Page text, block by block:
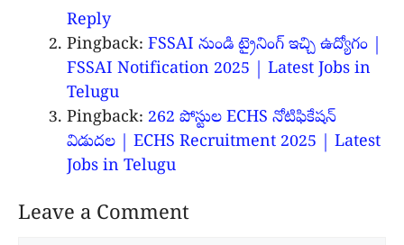
Reply
Pingback: FSSAI నుండి ట్రైనింగ్ ఇచ్చి ఉద్యోగం |
FSSAI Notification 2025 | Latest Jobs in
Telugu
Pingback: 262 పోస్టుల ECHS నోటిఫికేషన్
విడుదల | ECHS Recruitment 2025 | Latest
Jobs in Telugu
Leave a Comment